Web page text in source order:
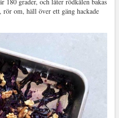
om, häll över ett gäng hackade